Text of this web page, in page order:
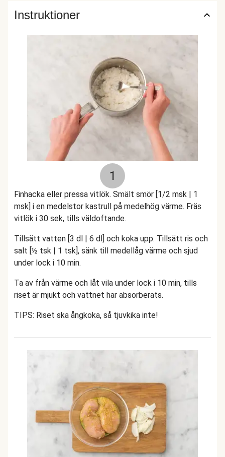
Instruktioner
1
Finhacka eller pressa vitlök. Smält smör [1/2 msk | 1
msk] i en medelstor kastrull på medelhög värme. Fräs
vitlök i 30 sek, tills väldoftande.
Tillsätt vatten [3 dl | 6 dl] och koka upp. Tillsätt ris och
salt [½ tsk | 1 tsk], sänk till medellåg värme och sjud
under lock i 10 min.
Ta av från värme och låt vila under lock i 10 min, tills
riset är mjukt och vattnet har absorberats.
TIPS: Riset ska ångkoka, så tjuvkika inte!